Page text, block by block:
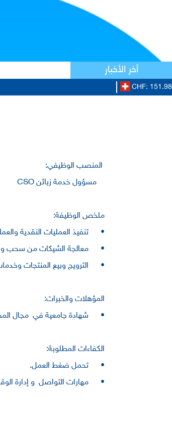
أخر الأخبار
CHF:
المنصب الوظيفي:
مسؤول خدمة زبائن CSO
ملخص الوظيفة:
•
تنفيذ العمليات النقدية
•
معالجة الشيكات من سحب
•
الترويج وبيع المنتجات
المؤهلات والخبرات:
•
شهادة جامعية في مجال
الكفاءات المطلوبة:
•
تحمل ضغط العمل.
•
مهارات التواصل و إدارة